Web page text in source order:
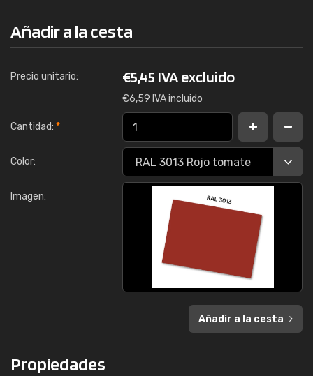
Añadir a la cesta
Precio unitario: €5,45 IVA excluido
€6,59 IVA incluido
Cantidad: *
Color:
Imagen:
Añadir a la cesta
Propiedades